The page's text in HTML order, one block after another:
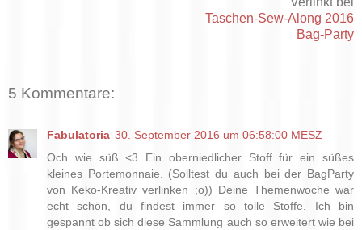
Taschen-Sew-Along 2016
Bag-Party
5 Kommentare:
Fabulatoria 30. September 2016 um 06:58:00 MESZ
Och wie süß <3 Ein oberniedlicher Stoff für ein süßes
kleines Portemonnaie. (Solltest du auch bei der BagParty
von Keko-Kreativ verlinken ;o)) Deine Themenwoche war
echt schön, du findest immer so tolle Stoffe. Ich bin
gespannt ob sich diese Sammlung auch so erweitert wie bei